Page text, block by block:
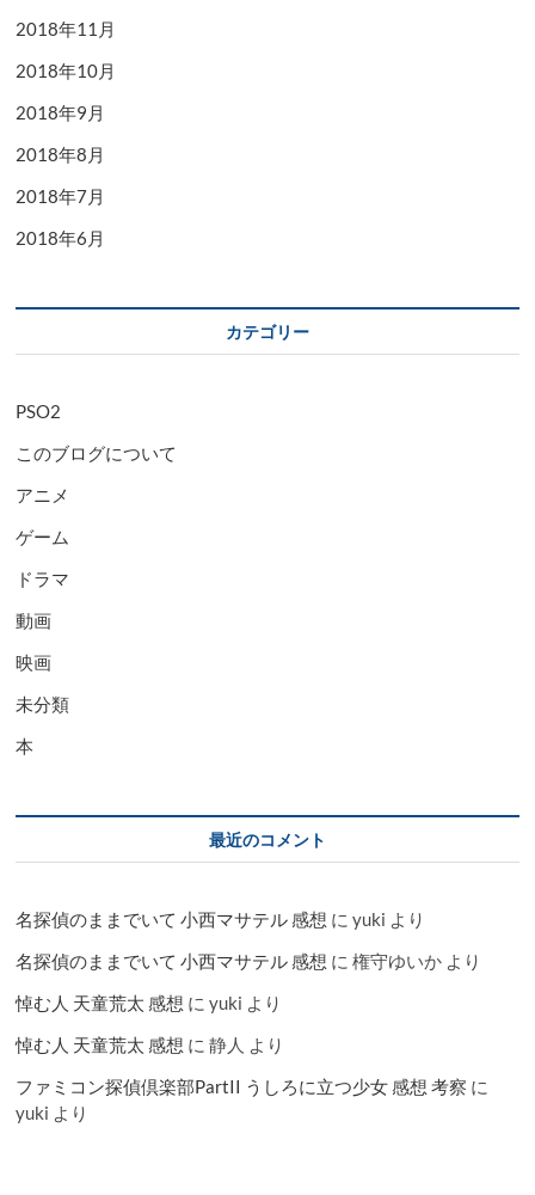
2018年11月
2018年10月
2018年9月
2018年8月
2018年7月
2018年6月
カテゴリー
PSO2
このブログについて
アニメ
ゲーム
ドラマ
動画
映画
未分類
本
最近のコメント
名探偵のままでいて 小西マサテル 感想 にyuki より
名探偵のままでいて 小西マサテル 感想 に権守ゆいか より
悼む人 天童荒太 感想 にyuki より
悼む人 天童荒太 感想 に静人 より
ファミコン探偵倶楽部PartII うしろに立つ少女 感想 考察 に
yuki より